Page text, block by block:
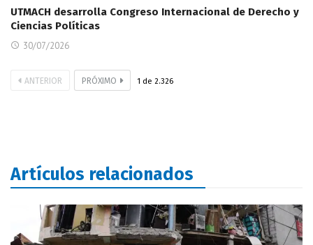
UTMACH desarrolla Congreso Internacional de Derecho y
Ciencias Políticas
30/07/2026
ANTERIOR PRÓXIMO 1 de 2.326
Artículos relacionados